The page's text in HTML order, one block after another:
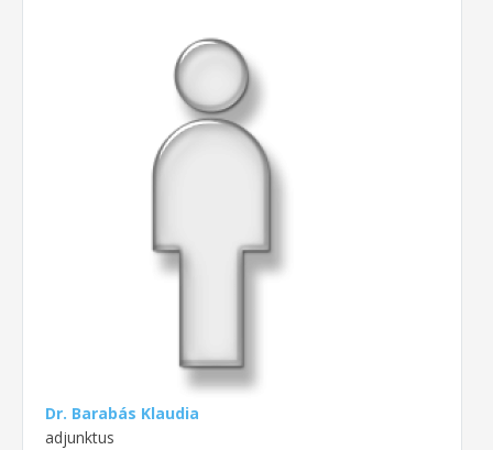
Dr. Barabás Klaudia
adjunktus